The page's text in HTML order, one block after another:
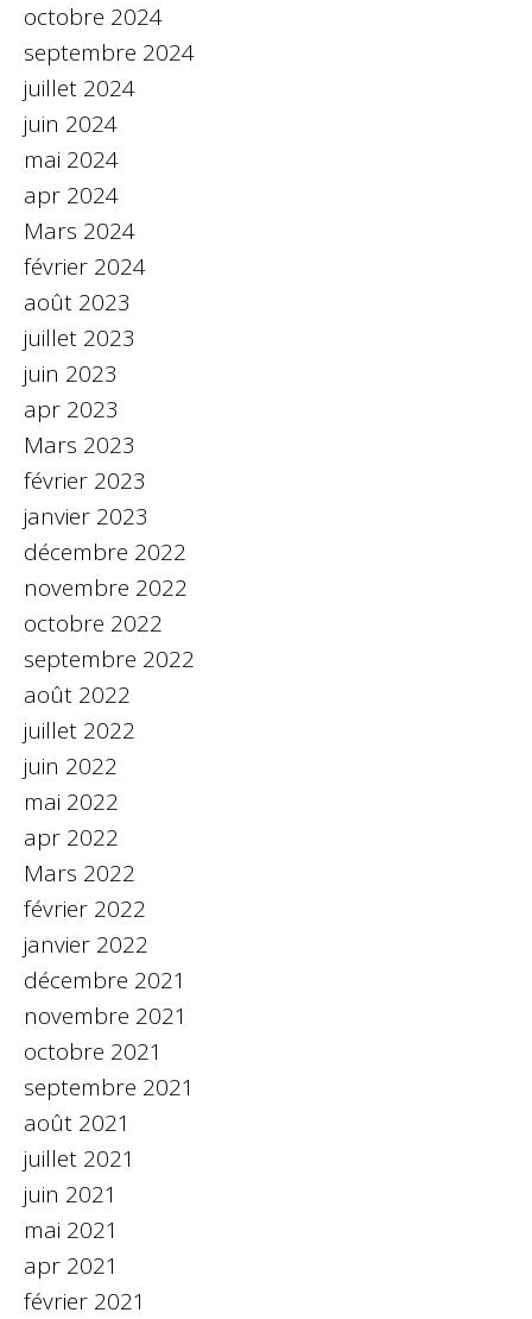
octobre 2024
septembre 2024
juillet 2024
juin 2024
mai 2024
apr 2024
Mars 2024
février 2024
août 2023
juillet 2023
juin 2023
apr 2023
Mars 2023
février 2023
janvier 2023
décembre 2022
novembre 2022
octobre 2022
septembre 2022
août 2022
juillet 2022
juin 2022
mai 2022
apr 2022
Mars 2022
février 2022
janvier 2022
décembre 2021
novembre 2021
octobre 2021
septembre 2021
août 2021
juillet 2021
juin 2021
mai 2021
apr 2021
février 2021